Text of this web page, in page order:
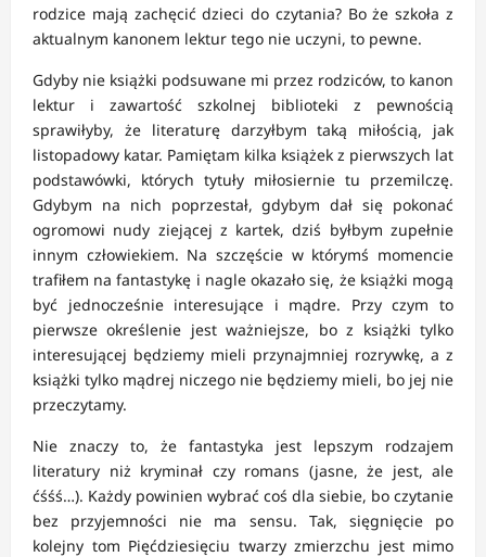
rodzice mają zachęcić dzieci do czytania? Bo że szkoła z
aktualnym kanonem lektur tego nie uczyni, to pewne.
Gdyby nie książki podsuwane mi przez rodziców, to kanon
lektur i zawartość szkolnej biblioteki z pewnością
sprawiłyby, że literaturę darzyłbym taką miłością, jak
listopadowy katar. Pamiętam kilka książek z pierwszych lat
podstawówki, których tytuły miłosiernie tu przemilczę.
Gdybym na nich poprzestał, gdybym dał się pokonać
ogromowi nudy ziejącej z kartek, dziś byłbym zupełnie
innym człowiekiem. Na szczęście w którymś momencie
trafiłem na fantastykę i nagle okazało się, że książki mogą
być jednocześnie interesujące i mądre. Przy czym to
pierwsze określenie jest ważniejsze, bo z książki tylko
interesującej będziemy mieli przynajmniej rozrywkę, a z
książki tylko mądrej niczego nie będziemy mieli, bo jej nie
przeczytamy.
Nie znaczy to, że fantastyka jest lepszym rodzajem
literatury niż kryminał czy romans (jasne, że jest, ale
ćśśś…). Każdy powinien wybrać coś dla siebie, bo czytanie
bez przyjemności nie ma sensu. Tak, sięgnięcie po
kolejny tom Pięćdziesięciu twarzy zmierzchu jest mimo